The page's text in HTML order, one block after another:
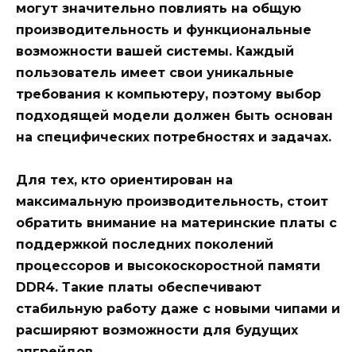
могут значительно повлиять на общую
производительность и функциональные
возможности вашей системы. Каждый
пользователь имеет свои уникальные
требования к компьютеру, поэтому выбор
подходящей модели должен быть основан
на специфических потребностях и задачах.
Для тех, кто ориентирован на
максимальную производительность, стоит
обратить внимание на материнские платы с
поддержкой последних поколений
процессоров и высокоскоростной памяти
DDR4. Такие платы обеспечивают
стабильную работу даже с новыми чипами и
расширяют возможности для будущих